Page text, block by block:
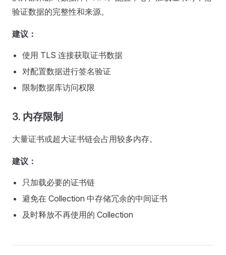
验证数据的完整性和来源。
建议：
使用 TLS 连接获取证书数据
对配置数据进行签名验证
限制数据库访问权限
3. 内存限制
大量证书或超大证书链会占用较多内存。
建议：
只加载必要的证书链
避免在 Collection 中存储冗余的中间证书
及时释放不再使用的 Collection